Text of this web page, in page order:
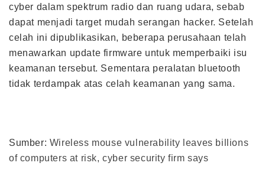
cyber dalam spektrum radio dan ruang udara, sebab
dapat menjadi target mudah serangan hacker. Setelah
celah ini dipublikasikan, beberapa perusahaan telah
menawarkan update firmware untuk memperbaiki isu
keamanan tersebut. Sementara peralatan bluetooth
tidak terdampak atas celah keamanan yang sama.
Sumber: Wireless mouse vulnerability leaves billions
of computers at risk, cyber security firm says